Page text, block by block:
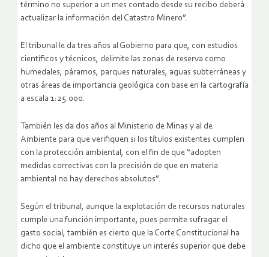
término no superior a un mes contado desde su recibo deberá
actualizar la información del Catastro Minero”.
El tribunal le da tres años al Gobierno para que, con estudios
científicos y técnicos, delimite las zonas de reserva como
humedales, páramos, parques naturales, aguas subterráneas y
otras áreas de importancia geológica con base en la cartografía
a escala 1:25.000.
También les da dos años al Ministerio de Minas y al de
Ambiente para que verifiquen si los títulos existentes cumplen
con la protección ambiental, con el fin de que “adopten
medidas correctivas con la precisión de que en materia
ambiental no hay derechos absolutos”.
Según el tribunal, aunque la explotación de recursos naturales
cumple una función importante, pues permite sufragar el
gasto social, también es cierto que la Corte Constitucional ha
dicho que el ambiente constituye un interés superior que debe